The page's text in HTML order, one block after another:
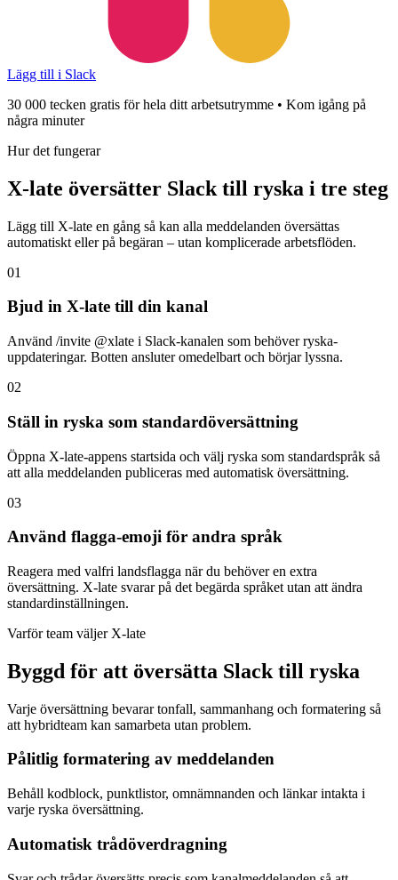
Lägg till i Slack
30 000 tecken gratis för hela ditt arbetsutrymme • Kom igång på
några minuter
Hur det fungerar
X-late översätter Slack till ryska i tre steg
Lägg till X-late en gång så kan alla meddelanden översättas
automatiskt eller på begäran – utan komplicerade arbetsflöden.
01
Bjud in X-late till din kanal
Använd /invite @xlate i Slack-kanalen som behöver ryska-
uppdateringar. Botten ansluter omedelbart och börjar lyssna.
02
Ställ in ryska som standardöversättning
Öppna X-late-appens startsida och välj ryska som standardspråk så
att alla meddelanden publiceras med automatisk översättning.
03
Använd flagga-emoji för andra språk
Reagera med valfri landsflagga när du behöver en extra
översättning. X-late svarar på det begärda språket utan att ändra
standardinställningen.
Varför team väljer X-late
Byggd för att översätta Slack till ryska
Varje översättning bevarar tonfall, sammanhang och formatering så
att hybridteam kan samarbeta utan problem.
Pålitlig formatering av meddelanden
Behåll kodblock, punktlistor, omnämnanden och länkar intakta i
varje ryska översättning.
Automatisk trådöverdragning